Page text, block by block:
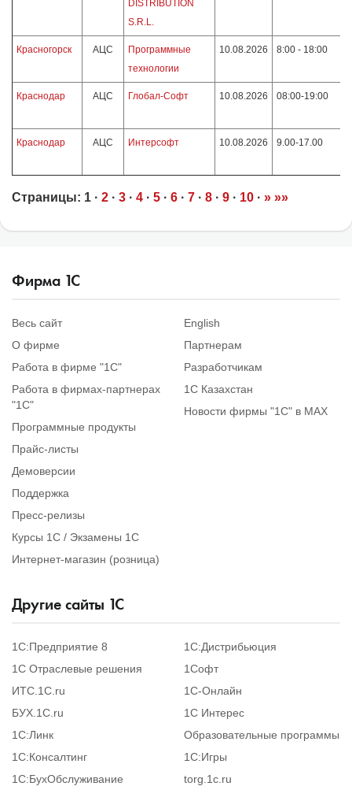
DISTRIBUTION
S.R.L.
Красногорск АЦС
Программные
технологии
10.08.2026 8:00 - 18:00
Краснодар АЦС Глобал-Софт 10.08.2026 08:00-19:00
Краснодар АЦС Интерсофт 10.08.2026 9.00-17.00
Страницы: 1 · 2 · 3 · 4 · 5 · 6 · 7 · 8 · 9 · 10 · » »»
Фирма 1С
Весь сайт
О фирме
Работа в фирме "1С"
Работа в фирмах-партнерах
"1С"
Программные продукты
Прайс-листы
Демоверсии
Поддержка
Пресс-релизы
Курсы 1С / Экзамены 1С
Интернет-магазин (розница)
English
Партнерам
Разработчикам
1С Казахстан
Новости фирмы "1С" в MAX
Другие сайты 1С
1С:Предприятие 8
1С Отраслевые решения
ИТС.1C.ru
БУХ.1С.ru
1С:Линк
1С:Консалтинг
1С:БухОбслуживание
1С:Дистрибьюция
1Софт
1С-Онлайн
1С Интерес
Образовательные программы
1С:Игры
torg.1c.ru